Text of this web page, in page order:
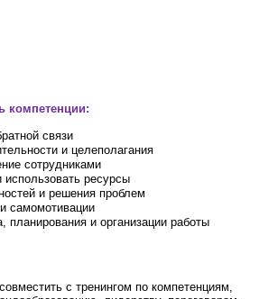
компетенции:
связи
и целеполагания
сотрудниками
ресурсы
и решения проблем
самомотивации
, планирования и организации работы
с тренингом по компетенциям,